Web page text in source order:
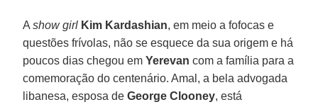
Ashow girl Kim Kardashian, em meio a fofocas e
questões frívolas, não se esquece da sua origem e há
poucos dias chegou emYerevan com a família para a
comemoração do centenário. Amal, a bela advogada
libanesa, esposa deGeorge Clooney, está